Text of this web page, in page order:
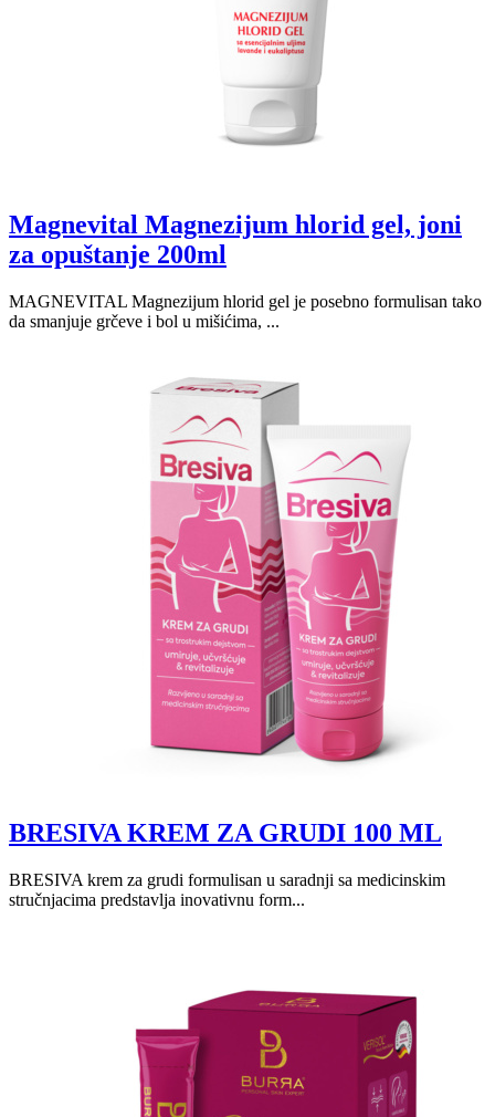
Magnevital Magnezijum hlorid gel, joni
za opuštanje 200ml
MAGNEVITAL Magnezijum hlorid gel je posebno formulisan tako
da smanjuje grčeve i bol u mišićima, ...
BRESIVA KREM ZA GRUDI 100 ML
BRESIVA krem za grudi formulisan u saradnji sa medicinskim
stručnjacima predstavlja inovativnu form...